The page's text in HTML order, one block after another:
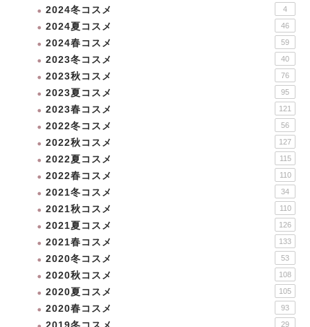
2024冬コスメ 4
2024夏コスメ 46
2024春コスメ 59
2023冬コスメ 40
2023秋コスメ 76
2023夏コスメ 95
2023春コスメ 121
2022冬コスメ 56
2022秋コスメ 127
2022夏コスメ 115
2022春コスメ 110
2021冬コスメ 34
2021秋コスメ 110
2021夏コスメ 126
2021春コスメ 133
2020冬コスメ 53
2020秋コスメ 108
2020夏コスメ 105
2020春コスメ 93
29